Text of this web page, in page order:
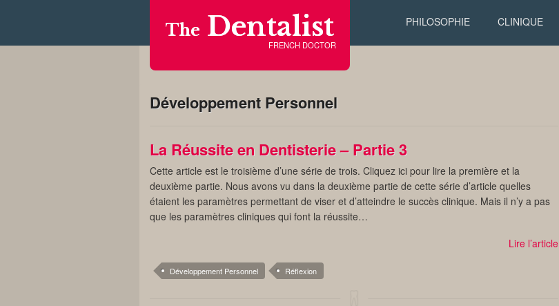
The Dentalist
FRENCH DOCTOR
PHILOSOPHIE CLINIQUE
Développement Personnel
La Réussite en Dentisterie – Partie 3
Cette article est le troisième d’une série de trois. Cliquez ici pour lire la première et la
deuxième partie. Nous avons vu dans la deuxième partie de cette série d’article quelles
étaient les paramètres permettant de viser et d’atteindre le succès clinique. Mais il n’y a pas
que les paramètres cliniques qui font la réussite…
Lire l’article
Développement Personnel Réflexion